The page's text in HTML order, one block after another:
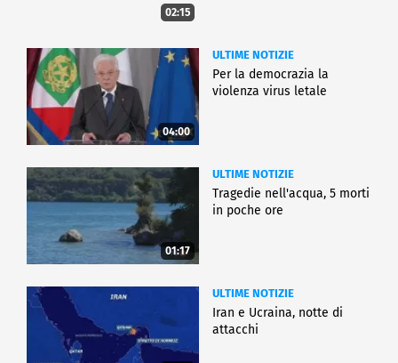
02:15
04:00
ULTIME NOTIZIE
Per la democrazia la
violenza virus letale
01:17
ULTIME NOTIZIE
Tragedie nell'acqua, 5 morti
in poche ore
ULTIME NOTIZIE
Iran e Ucraina, notte di
attacchi